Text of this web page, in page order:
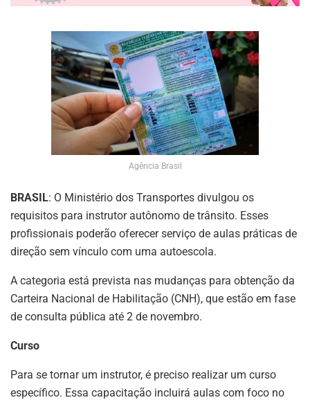
Agência Brasil
BRASIL: O Ministério dos Transportes divulgou os
requisitos para instrutor autônomo de trânsito. Esses
profissionais poderão oferecer serviço de aulas práticas de
direção sem vínculo com uma autoescola.
A categoria está prevista nas mudanças para obtenção da
Carteira Nacional de Habilitação (CNH), que estão em fase
de consulta pública até 2 de novembro.
Curso
Para se tornar um instrutor, é preciso realizar um curso
específico. Essa capacitação incluirá aulas com foco no